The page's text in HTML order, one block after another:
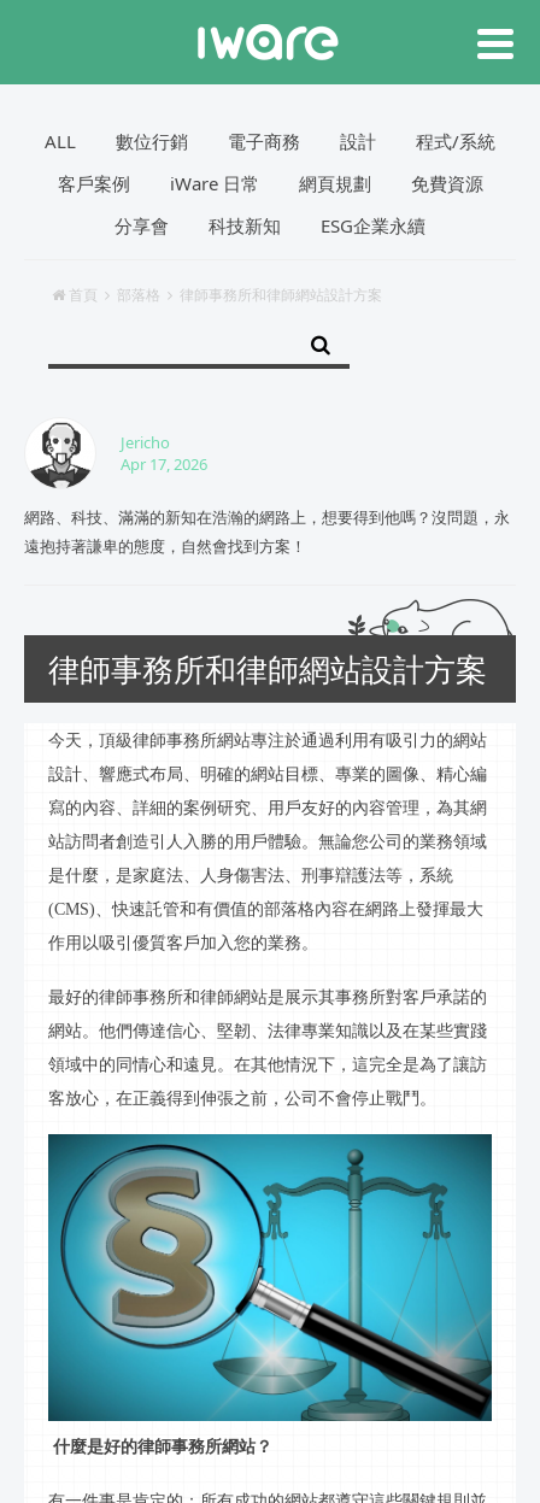
ALL 數位行銷 電子商務 設計
程式/系統
客戶案例
iWare 日常 網頁規劃
免費資源
分享會
科技新知 ESG企業永續
首頁 部落格 律師事務所和律師網站設計方案
Jericho
Apr 17, 2026
網路、科技、滿滿的新知在浩瀚的網路上，想要得到他嗎？沒問題，永
遠抱持著謙卑的態度，自然會找到方案！
律師事務所和律師網站設計方案
今天，頂級律師事務所網站專注於通過利用有吸引力的網站
設計、響應式布局、明確的網站目標、專業的圖像、精心編
寫的內容、詳細的案例研究、用戶友好的內容管理，為其網
站訪問者創造引人入勝的用戶體驗。無論您公司的業務領域
是什麼，是家庭法、人身傷害法、刑事辯護法等，系統
(CMS)、快速託管和有價值的部落格內容在網 路 上發揮最大
作用以吸引優質客戶加入您的業務。
最好的律師事務所和律師網站是展示其事務所對客戶承諾的
網站。他們傳達信心、堅韌、法律專業知識以及在某些實踐
領域中的同情心和遠見。在其他情況下，這完全是為了讓訪
客放心，在正義得到伸張之前，公司不會停止戰鬥。
什麼是好的律師事務所網站？